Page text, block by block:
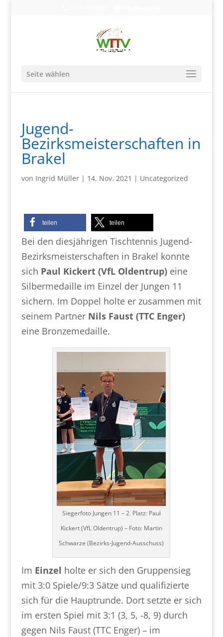
Seite wählen
Jugend-
Bezirksmeisterschaften in
Brakel
von Ingrid Müller| 14. Nov. 2021 | Uncategorized
teilen teilen
Bei den diesjährigen Tischtennis Jugend-
Bezirksmeisterschaften in Brakel konnte
sich Paul Kickert (VfL Oldentrup)eine
Silbermedaille im Einzel der Jungen 11
sichern. Im Doppel holte er zusammen mit
seinem Partner Nils Faust (TTC Enger)
eine Bronzemedaille.
Siegerfoto Jungen 11 – 2. Platz: Paul
Kickert (VfL Oldentrup) – Foto: Martin
Schwarze (Bezirks-Jugend-Ausschuss)
Im Einzel holte er sich den Gruppensieg
mit 3:0 Spiele/9:3 Sätze und qualifizierte
sich für die Hauptrunde. Dort setzte er sich
im ersten Spiel mit 3:1 (3, 5, -8, 9) durch
gegen Nils Faust (TTC Enger) – im